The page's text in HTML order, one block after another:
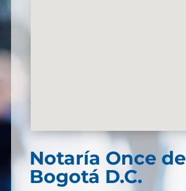
Notaría Once de
Bogotá D.C.